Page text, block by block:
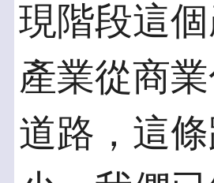
現階段這
產業從商
道路，這